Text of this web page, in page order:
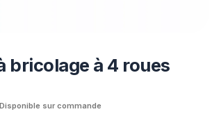
bricolage à 4 roues
Disponible sur commande